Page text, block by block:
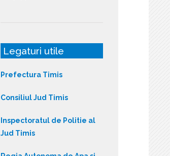
Legaturi utile
Prefectura Timis
Consiliul Jud Timis
Inspectoratul de Politie al
Jud Timis